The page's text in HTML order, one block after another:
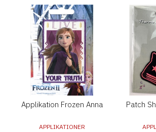
Applikation Frozen Anna
APPLIKATIONER
Patch